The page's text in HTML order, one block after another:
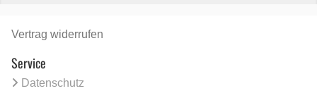
Vertrag widerrufen
Service
Datenschutz